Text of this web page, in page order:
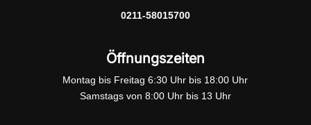
0211-58015700
Öffnungszeiten
Montag bis Freitag 6:30 Uhr bis 18:00 Uhr
Samstags von 8:00 Uhr bis 13 Uhr